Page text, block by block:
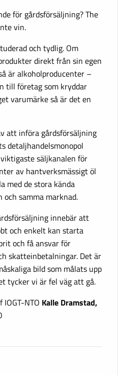
för gårdsförsäljning? The
vin.
och tydlig. Om
direkt från sin egen
är alkoholproducenter –
till företag som kryddar
varumärke så är det en
att införa gårdsförsäljning
detaljhandelsmonopol
säljkanalen för
av hantverksmässigt öl
med de stora kända
samma marknad.
innebär att
och enkelt kan starta
och få ansvar för
skatteinbetalningar. Det är
bild som målats upp
tycker vi är fel väg att gå.
NTO Kalle Dramstad,